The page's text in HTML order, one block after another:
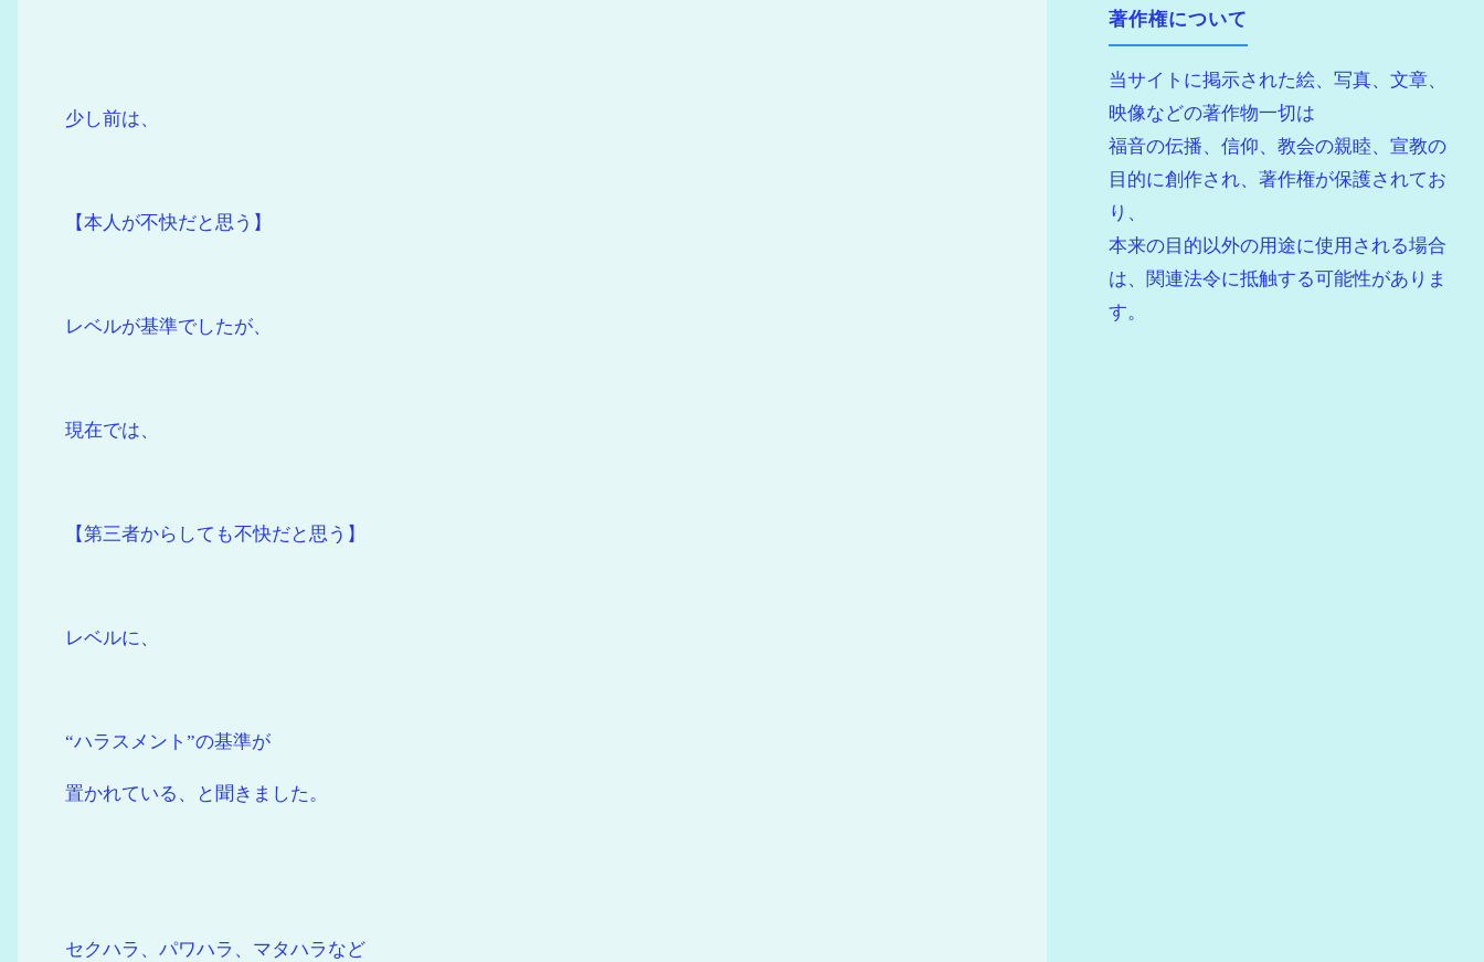
少し前は、
【本人が不快だと思う】
レベルが基準でしたが、
現在では、
【第三者からしても不快だと思う】
レベルに、
“ハラスメント”の基準が
置かれている、と聞きました。
セクハラ、パワハラ、マタハラなど
著作権について
当サイトに掲示された絵、写真、文章、
映像などの著作物一切は
福音の伝播、信仰、教会の親睦、宣教の
目的に創作され、著作権が保護されてお
り、
本来の目的以外の用途に使用される場合
は、関連法令に抵触する可能性がありま
す。